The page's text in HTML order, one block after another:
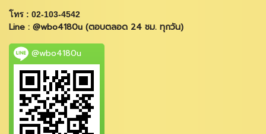
โทร : 02-103-4542
Line : @wbo4180u (ตอบตลอด 24 ชม. ทุกวัน)
@wbo4180u